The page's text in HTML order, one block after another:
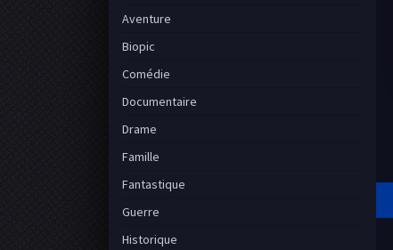
Aventure
Biopic
Comédie
Documentaire
Drame
Famille
Fantastique
Guerre
Historique